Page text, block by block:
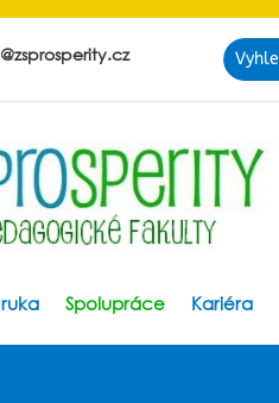
Spolupráce Kariéra